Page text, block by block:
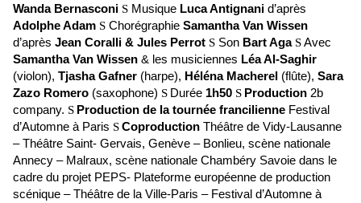
Wanda Bernasconi S Musique Luca Antignani d’après
Adolphe Adam S Chorégraphie Samantha Van Wissen
d’après Jean Coralli & Jules Perrot S Son Bart Aga SAvec
Samantha Van Wissen & les musiciennes Léa Al-Saghir
(violon), Tjasha Gafner (harpe), Héléna Macherel (flûte), Sara
Zazo Romero (saxophone) S Durée 1h50 S Production 2b
company. S Production de la tournée francilienne Festival
d’Automne à Paris SCoproduction Théâtre de Vidy-Lausanne
– Théâtre Saint- Gervais, Genève – Bonlieu, scène nationale
Annecy – Malraux, scène nationale Chambéry Savoie dans le
cadre du projet PEPS- Plateforme européenne de production
scénique – Théâtre de la Ville-Paris – Festival d’Automne à